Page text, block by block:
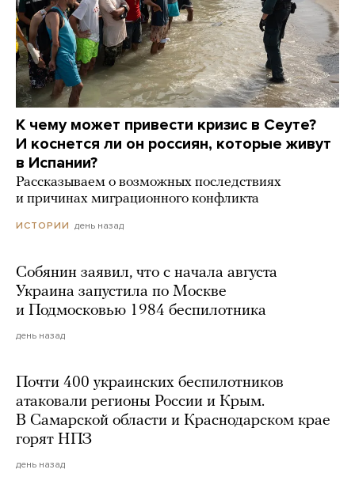
К чему может привести кризис в Сеуте?
И коснется ли он россиян, которые живут
в Испании?
Рассказываем о возможных последствиях
и причинах миграционного конфликта
ИСТОРИИ день назад
Собянин заявил, что с начала августа
Украина запустила по Москве
и Подмосковью 1984 беспилотника
день назад
Почти 400 украинских беспилотников
атаковали регионы России и Крым.
В Самарской области и Краснодарском крае
горят НПЗ
день назад